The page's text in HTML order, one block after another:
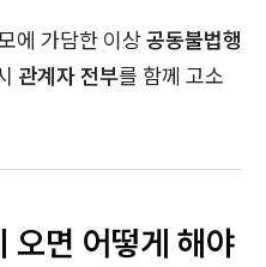
에 가담한 이상공동불법행
관계자 전부를 함께 고소
오면 어떻게 해야